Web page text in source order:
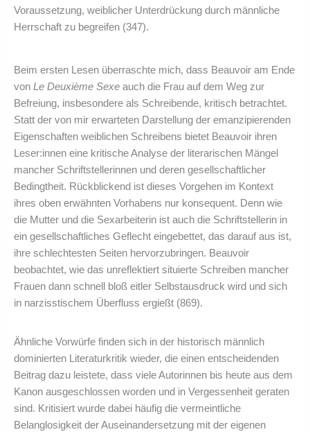
Voraussetzung, weiblicher Unterdrückung durch männliche
Herrschaft zu begreifen (347).
Beim ersten Lesen überraschte mich, dass Beauvoir am Ende
von Le Deuxième Sexeauch die Frau auf dem Weg zur
Befreiung, insbesondere als Schreibende, kritisch betrachtet.
Statt der von mir erwarteten Darstellung der emanzipierenden
Eigenschaften weiblichen Schreibens bietet Beauvoir ihren
Leser:innen eine kritische Analyse der literarischen Mängel
mancher Schriftstellerinnen und deren gesellschaftlicher
Bedingtheit. Rückblickend ist dieses Vorgehen im Kontext
ihres oben erwähnten Vorhabens nur konsequent. Denn wie
die Mutter und die Sexarbeiterin ist auch die Schriftstellerin in
ein gesellschaftliches Geflecht eingebettet, das darauf aus ist,
ihre schlechtesten Seiten hervorzubringen. Beauvoir
beobachtet, wie das unreflektiert situierte Schreiben mancher
Frauen dann schnell bloß eitler Selbstausdruck wird und sich
in narzisstischem Überfluss ergießt (869).
Ähnliche Vorwürfe finden sich in der historisch männlich
dominierten Literaturkritik wieder, die einen entscheidenden
Beitrag dazu leistete, dass viele Autorinnen bis heute aus dem
Kanon ausgeschlossen worden und in Vergessenheit geraten
sind. Kritisiert wurde dabei häufig die vermeintliche
Belanglosigkeit der Auseinandersetzung mit der eigenen